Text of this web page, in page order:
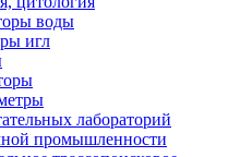
воды
игл
лабораторий
промышленности